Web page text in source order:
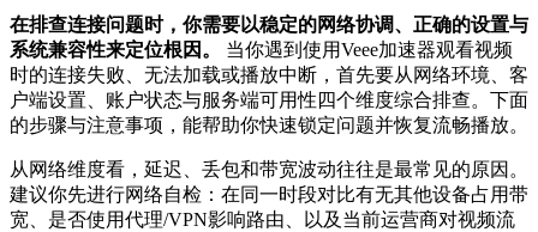
在排查连接问题时，你需要以稳定的网络协调、正确的设置与
系统兼容性来定位根因。
当你遇到使用Veee加速器观看视频
时的连接失败、无法加载或播放中断，首先要从网络环境、客
户端设置、账户状态与服务端可用性四个维度综合排查。下面
的步骤与注意事项，能帮助你快速锁定问题并恢复流畅播放。
从网络维度看，延迟、丢包和带宽波动往往是最常见的原因。
建议你先进行网络自检：在同一时段对比有无其他设备占用带
宽、是否使用代理/VPN影响路由、以及当前运营商对视频流